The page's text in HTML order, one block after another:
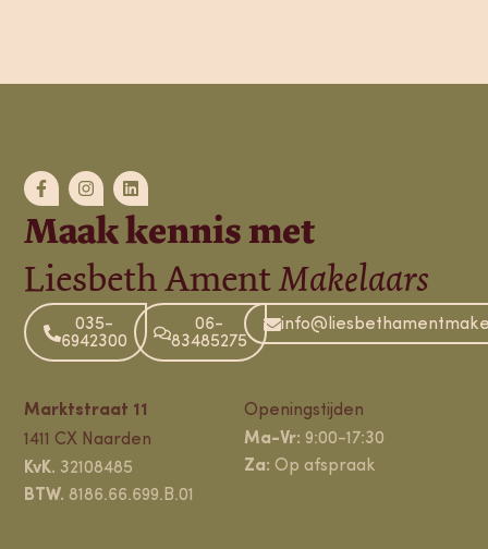
Maak kennis met
Liesbeth AmentMakelaars
035-
6942300
06-
83485275
Marktstraat 11
1411 CX Naarden
KvK. 32108485
BTW. 8186.66.699.B.01
Openingstijden
Ma-Vr: 9:00-17:30
Za: Op afspraak